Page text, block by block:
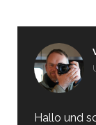
Hallo und